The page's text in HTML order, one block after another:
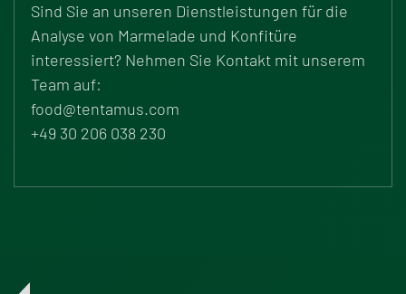
Sind Sie an unseren Dienstleistungen für die
Analyse von Marmelade und Konfitüre
interessiert? Nehmen Sie Kontakt mit unserem
Team auf:
food@tentamus.com
+49 30 206 038 230